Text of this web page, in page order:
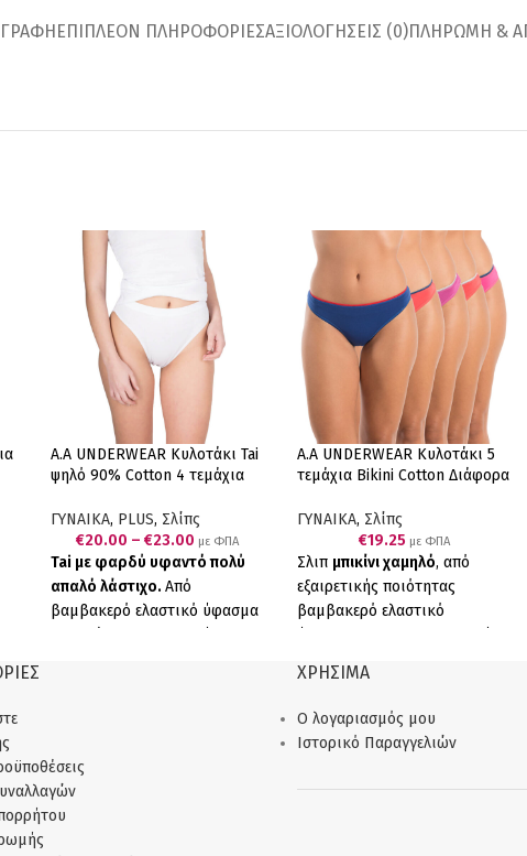
ΕΠΙΠΛΈΟΝ ΠΛΗΡΟΦΟΡΊΕΣΑΞΙΟΛΟΓΉΣΕΙΣ (0)ΠΛΗΡΩΜΗ &
A.A UNDERWEAR Κυλοτάκι Tai
ψηλό 90% Cotton 4 τεμάχια
ΓΥΝΑΙΚΑ, PLUS, Σλίπς
€20.00 – €23.00 με ΦΠΑ
Tai με φαρδύ υφαντό πολύ
απαλό λάστιχο. Από
βαμβακερό ελαστικό ύφασμα
μας
A.A UNDERWEAR Κυλοτάκι 5
τεμάχια Bikini Cotton Διάφορα
ΓΥΝΑΙΚΑ, Σλίπς
€19.25 με ΦΠΑ
Σλιπ μπικίνι χαμηλό, από
εξαιρετικής ποιότητας
βαμβακερό ελαστικό
συσκευασία 5 τεμαχιων
κόκκινο λάστιχο, κοραλί μπλέ
λάστιχο, μοβ ασημί λάστιχο,
κοραλί με ασημί λάστιχο, ροζ
ΧΡΗΣΙΜΑ
Ο λογαριασμός μου
Ιστορικό Παραγγελιών